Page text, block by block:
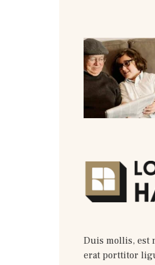
Duis mollis, est
erat porttitor